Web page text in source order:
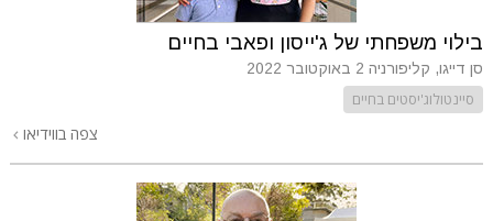
בילוי משפחתי של ג'ייסון ופאבי בחיים
סן דייגו, קליפורניה 2 באוקטובר 2022
סיינטולוג'יסטים בחיים
צפה בווידיאו